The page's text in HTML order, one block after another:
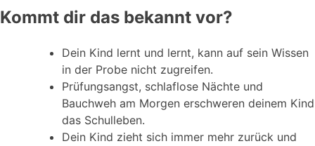
Kommt dir das bekannt vor?
Dein Kind lernt und lernt, kann auf sein Wissen
in der Probe nicht zugreifen.
Prüfungsangst, schlaflose Nächte und
Bauchweh am Morgen erschweren deinem Kind
das Schulleben.
Dein Kind zieht sich immer mehr zurück und